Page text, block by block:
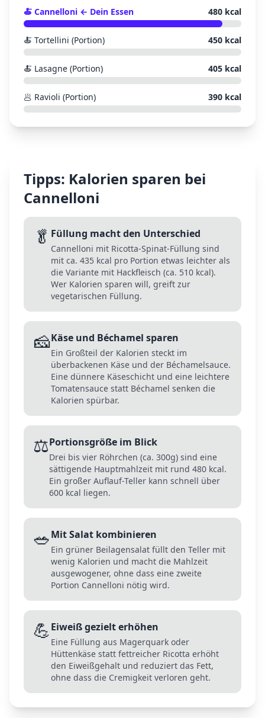
🍝 Cannelloni ← Dein Essen 480 kcal
🍝 Tortellini (Portion) 450 kcal
🍝 Lasagne (Portion) 405 kcal
🥟 Ravioli (Portion) 390 kcal
Tipps: Kalorien sparen bei
Cannelloni
🥬 Füllung macht den Unterschied
Cannelloni mit Ricotta-Spinat-Füllung sind
mit ca. 435 kcal pro Portion etwas leichter als
die Variante mit Hackfleisch (ca. 510 kcal).
Wer Kalorien sparen will, greift zur
vegetarischen Füllung.
🧀Käse und Béchamel sparen
Ein Großteil der Kalorien steckt im
überbackenen Käse und der Béchamelsauce.
Eine dünnere Käseschicht und eine leichtere
Tomatensauce statt Béchamel senken die
Kalorien spürbar.
⚖️Portionsgröße im Blick
Drei bis vier Röhrchen (ca. 300g) sind eine
sättigende Hauptmahlzeit mit rund 480 kcal.
Ein großer Auflauf-Teller kann schnell über
600 kcal liegen.
🥗Mit Salat kombinieren
Ein grüner Beilagensalat füllt den Teller mit
wenig Kalorien und macht die Mahlzeit
ausgewogener, ohne dass eine zweite
Portion Cannelloni nötig wird.
💪Eiweiß gezielt erhöhen
Eine Füllung aus Magerquark oder
Hüttenkäse statt fettreicher Ricotta erhöht
den Eiweißgehalt und reduziert das Fett,
ohne dass die Cremigkeit verloren geht.